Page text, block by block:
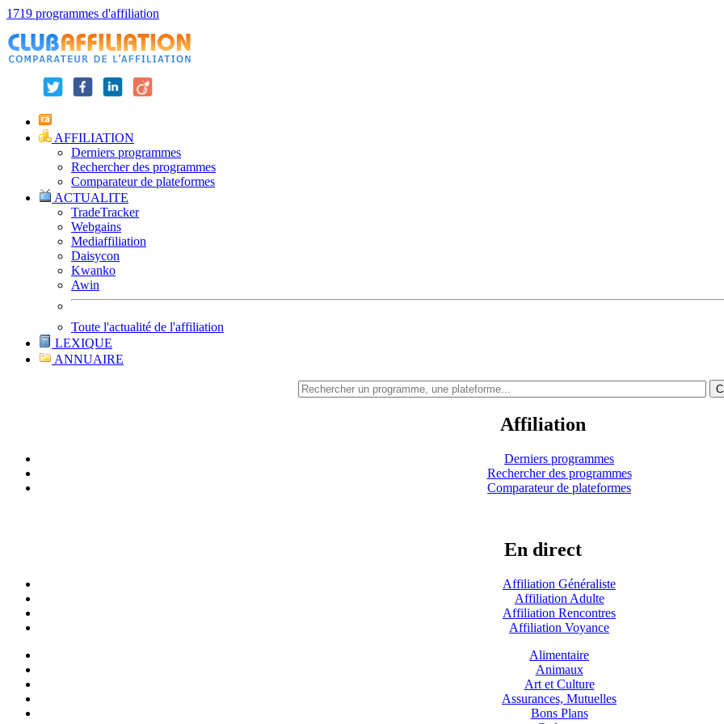
1719 programmes d'affiliation
AFFILIATION
Derniers programmes
Rechercher des programmes
Comparateur de plateformes
ACTUALITE
TradeTracker
Webgains
Mediaffiliation
Daisycon
Kwanko
Awin
Toute l'actualité de l'affiliation
LEXIQUE
ANNUAIRE
Affiliation
Derniers programmes
Rechercher des programmes
Comparateur de plateformes
En direct
Affiliation Généraliste
Affiliation Adulte
Affiliation Rencontres
Affiliation Voyance
Alimentaire
Animaux
Art et Culture
Assurances, Mutuelles
Bons Plans